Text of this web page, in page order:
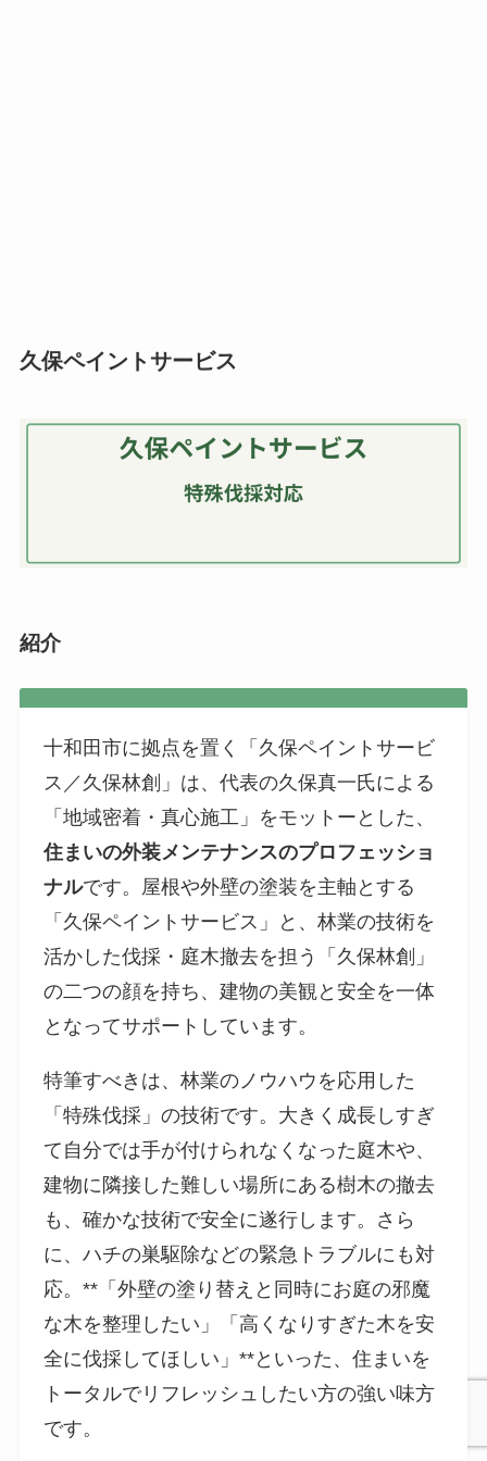
久保ペイントサービス
紹介
十和田市に拠点を置く「久保ペイントサービ
ス／久保林創」は、代表の久保真一氏による
「地域密着・真心施工」をモットーとした、
住まいの外装メンテナンスのプロフェッショ
ナルです。屋根や外壁の塗装を主軸とする
「久保ペイントサービス」と、林業の技術を
活かした伐採・庭木撤去を担う「久保林創」
の二つの顔を持ち、建物の美観と安全を一体
となってサポートしています。
特筆すべきは、林業のノウハウを応用した
「特殊伐採」の技術です。大きく成長しすぎ
て自分では手が付けられなくなった庭木や、
建物に隣接した難しい場所にある樹木の撤去
も、確かな技術で安全に遂行します。さら
に、ハチの巣駆除などの緊急トラブルにも対
応。**「外壁の塗り替えと同時にお庭の邪魔
な木を整理したい」「高くなりすぎた木を安
全に伐採してほしい」**といった、住まいを
トータルでリフレッシュしたい方の強い味方
です。